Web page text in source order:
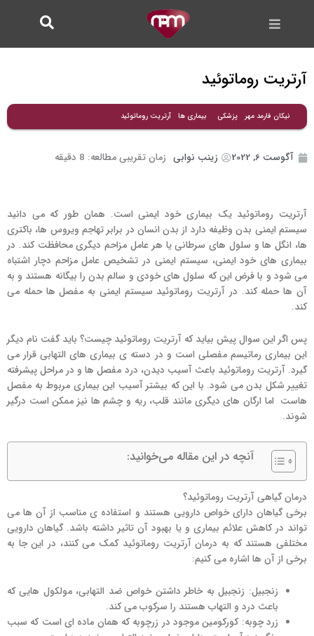
آرتریت روماتوئید
نیکان فارمد مهر پزشکی بیماری ها آرتریت روماتوئید
آگوست 6, 2022 زینب نوابی زمان تقریبی مطالعه: 8 دقیقه
آرتریت روماتوئید یک بیماری خود ایمنی است. همان طور که می دانید
سیستم ایمنی بدن وظیفه دارد از بدن انسان در برابر تهاجم ویروس ها، باکتری
ها، انگل ها و سلول های سرطانی یا هر عامل مزاحم دیگری محافظت کند. در
بیماری های خود ایمنی، سیستم ایمنی در تشخیص عامل مزاحم دچار اشتباه
می شود و با فرض این که سلول های خودی و سالم بدن را بیگانه هستند و به
آن ها حمله کند. در آرتریت روماتوئید سیستم ایمنی به مفصل ها حمله می
کند.
پس اگر این سوال پیش بیاید که آرتریت روماتوئید چیست؟ باید گفت نام دیگر
این بیماری رماتیسم مفصلی است و در دسته ی بیماری های التهابی قرار می
گیرد. آرتریت روماتوئید باعث آسیب دیدن، درد مفصل ها و در مراحل پیشرفته
تغییر شکل بدن می شود. با این که بیشتر آسیب این بیماری مربوط به مفصل
هاست اما ارگان های دیگری مانند قلب، ریه و چشم ها نیز ممکن است درگیر
شوند.
آنچه در این مقاله می‌خوانید:
درمان گیاهی آرتریت روماتوئید؟
برخی گیاهان دارای خواص دارویی هستند و استفاده ی مناسب از آن ها می
تواند در کاهش علائم بیماری و یا بهبود آن تاثیر داشته باشد. گیاهان دارویی
مختلفی هستند که به درمان آرتریت روماتوئید کمک می کنند، در این جا به
برخی از آن ها اشاره می کنیم:
زنجبیل: زنجبیل به خاطر داشتن خواص ضد التهابی، مولکول هایی که
باعث درد و التهاب هستند را سرکوب می کند.
زرد چوبه: کورکومین موجود در زرچوبه که همان ماده ای است که سبب